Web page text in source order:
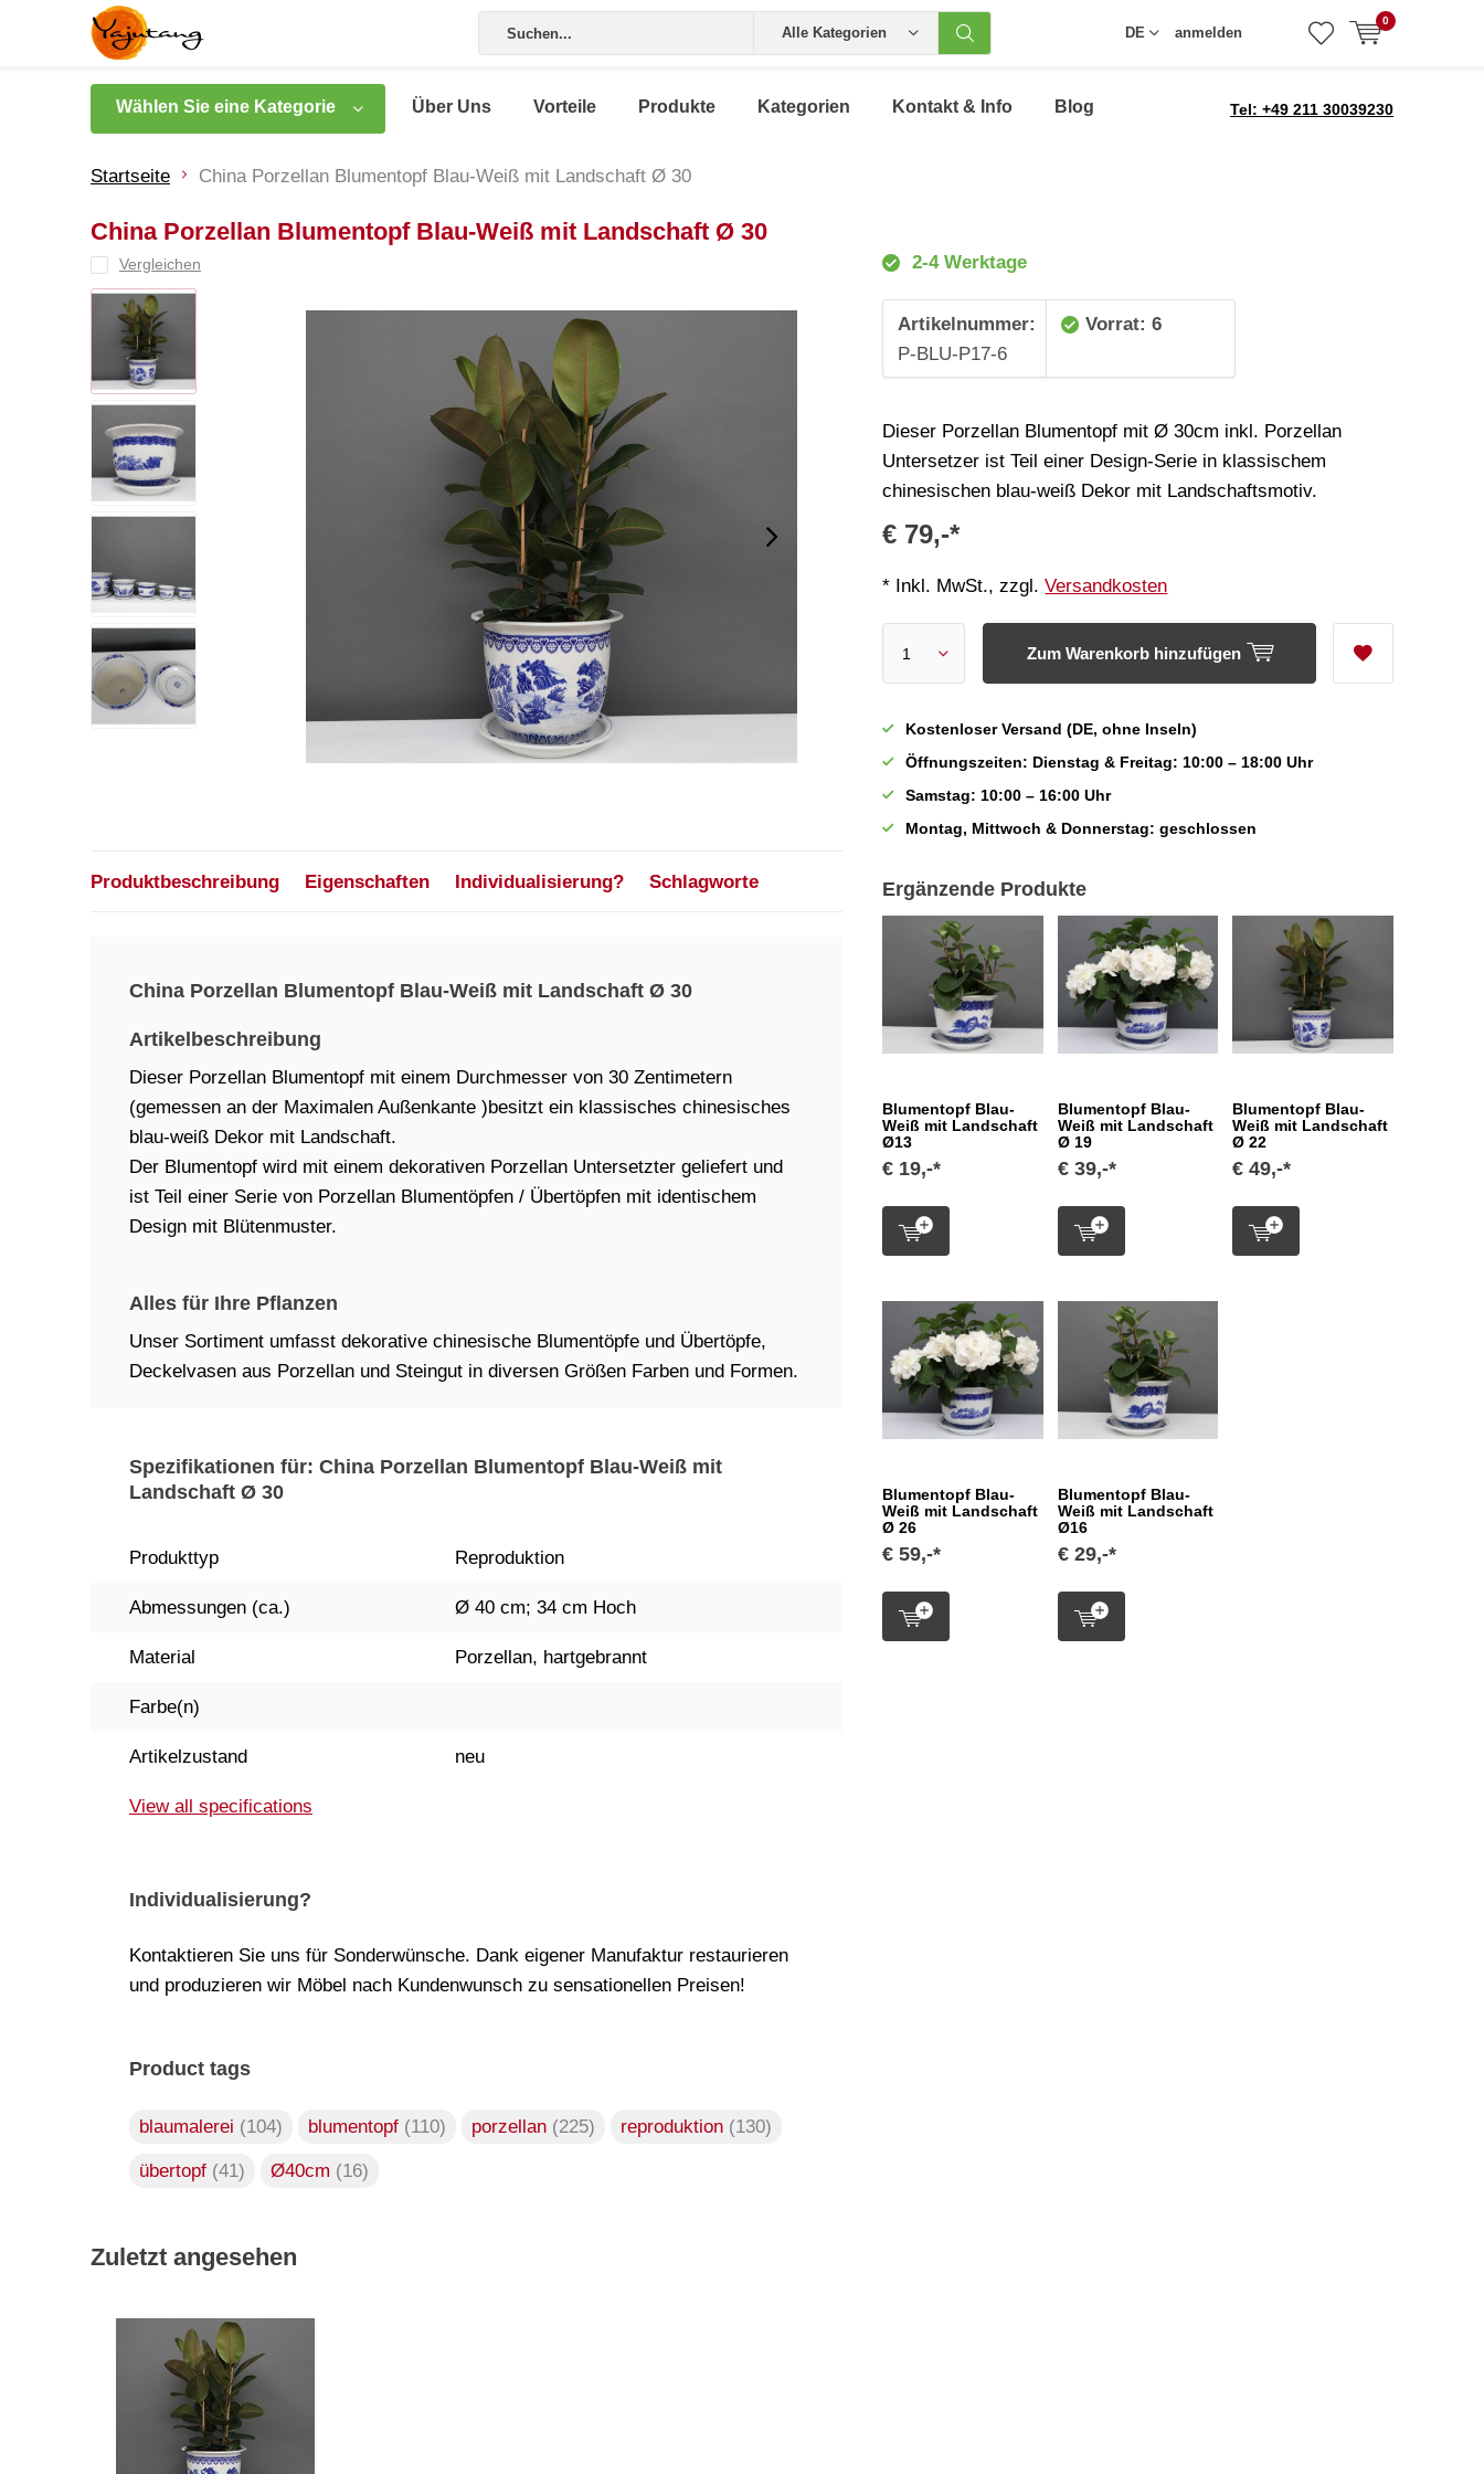
Alle Kategorien DE anmelden
0
Wählen Sie eine Kategorie Über Uns Vorteile Produkte Kategorien Kontakt & Info Blog Tel: +49 211 30039230
Startseite China Porzellan Blumentopf Blau-Weiß mit Landschaft Ø 30
China Porzellan Blumentopf Blau-Weiß mit Landschaft Ø 30
Vergleichen 2-4 Werktage
Artikelnummer:
P-BLU-P17-6
Vorrat: 6
Dieser Porzellan Blumentopf mit Ø 30cm inkl. Porzellan
Untersetzer ist Teil einer Design-Serie in klassischem
chinesischen blau-weiß Dekor mit Landschaftsmotiv.
€ 79,-*
* Inkl. MwSt., zzgl.Versandkosten
Zum Warenkorb hinzufügen
Kostenloser Versand (DE, ohne Inseln)
Öffnungszeiten: Dienstag & Freitag: 10:00 – 18:00 Uhr
Samstag: 10:00 – 16:00 Uhr
Montag, Mittwoch & Donnerstag: geschlossen
Produktbeschreibung Eigenschaften Individualisierung? Schlagworte
China Porzellan Blumentopf Blau-Weiß mit Landschaft Ø 30
Artikelbeschreibung
Dieser Porzellan Blumentopf mit einem Durchmesser von 30 Zentimetern
(gemessen an der Maximalen Außenkante )besitzt ein klassisches chinesisches
blau-weiß Dekor mit Landschaft.
Der Blumentopf wird mit einem dekorativen Porzellan Untersetzter geliefert und
ist Teil einer Serie von Porzellan Blumentöpfen / Übertöpfen mit identischem
Design mit Blütenmuster.
Alles für Ihre Pflanzen
Unser Sortiment umfasst dekorative chinesische Blumentöpfe und Übertöpfe,
Deckelvasen aus Porzellan und Steingut in diversen Größen Farben und Formen.
Spezifikationen für: China Porzellan Blumentopf Blau-Weiß mit
Landschaft Ø 30
Produkttyp Reproduktion
Abmessungen (ca.) Ø 40 cm; 34 cm Hoch
Material Porzellan, hartgebrannt
Farbe(n)
Artikelzustand neu
View all specifications
Individualisierung?
Kontaktieren Sie uns für Sonderwünsche. Dank eigener Manufaktur restaurieren
und produzieren wir Möbel nach Kundenwunsch zu sensationellen Preisen!
Product tags
blaumalerei (104) blumentopf (110) porzellan (225) reproduktion (130)
übertopf (41) Ø40cm (16)
Ergänzende Produkte
Blumentopf Blau-
Weiß mit Landschaft
Ø13
€ 19,-*
Blumentopf Blau-
Weiß mit Landschaft
Ø 19
€ 39,-*
Blumentopf Blau-
Weiß mit Landschaft
Ø 22
€ 49,-*
Blumentopf Blau-
Weiß mit Landschaft
Ø 26
€ 59,-*
Blumentopf Blau-
Weiß mit Landschaft
Ø16
€ 29,-*
Zuletzt angesehen